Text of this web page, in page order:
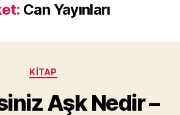
Can Yayınları
Kategoriler
KITAP
Aşk Nedir –
r